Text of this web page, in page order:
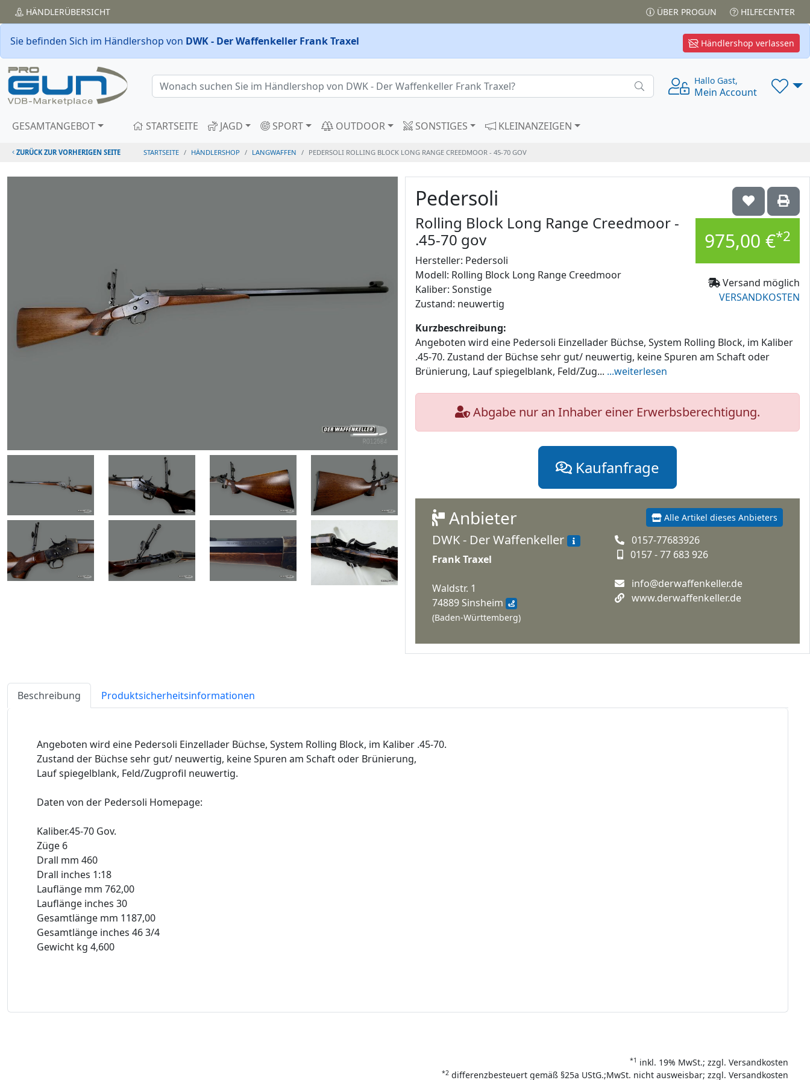
HÄNDLERÜBERSICHT ÜBER PROGUN HILFECENTER
Händlershop verlassen
Sie befinden Sich im Händlershop von DWK - Der Waffenkeller Frank Traxel
Hallo Gast,
Mein Account
GESAMTANGEBOT STARTSEITE JAGD SPORT OUTDOOR SONSTIGES KLEINANZEIGEN
ZURÜCK ZUR VORHERIGEN SEITE STARTSEITE HÄNDLERSHOP LANGWAFFEN PEDERSOLI ROLLING BLOCK LONG RANGE CREEDMOOR - 45-70 GOV
975,00 €*2
Versand möglich
VERSANDKOSTEN
Pedersoli
Rolling Block Long Range Creedmoor -
.45-70 gov
Hersteller: Pedersoli
Modell: Rolling Block Long Range Creedmoor
Kaliber: Sonstige
Zustand: neuwertig
Kurzbeschreibung:
Angeboten wird eine Pedersoli Einzellader Büchse, System Rolling Block, im Kaliber
.45-70. Zustand der Büchse sehr gut/ neuwertig, keine Spuren am Schaft oder
Brünierung, Lauf spiegelblank, Feld/Zug... ...weiterlesen
Abgabe nur an Inhaber einer Erwerbsberechtigung.
Kaufanfrage
Alle Artikel dieses Anbieters
Anbieter
DWK - Der Waffenkeller
Frank Traxel
Waldstr. 1
74889 Sinsheim
(Baden-Württemberg)
0157-77683926
0157 - 77 683 926
info@derwaffenkeller.de
www.derwaffenkeller.de
Beschreibung Produktsicherheitsinformationen
Angeboten wird eine Pedersoli Einzellader Büchse, System Rolling Block, im Kaliber .45-70.
Zustand der Büchse sehr gut/ neuwertig, keine Spuren am Schaft oder Brünierung,
Lauf spiegelblank, Feld/Zugprofil neuwertig.
Daten von der Pedersoli Homepage:
Kaliber.45-70 Gov.
Züge 6
Drall mm 460
Drall inches 1:18
Lauflänge mm 762,00
Lauflänge inches 30
Gesamtlänge mm 1187,00
Gesamtlänge inches 46 3/4
Gewicht kg 4,600
*1 inkl. 19% MwSt.; zzgl. Versandkosten
*2 differenzbesteuert gemäß §25a UStG.;MwSt. nicht ausweisbar; zzgl. Versandkosten